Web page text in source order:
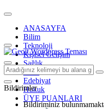
ANASAYFA
Bilim
Teknoloji
Kişisel Gelişim
Sağlık
Tarih
Edebiyat
Hukuk
ÜYE PUANLARI
Bildirimler
Bildiriminiz